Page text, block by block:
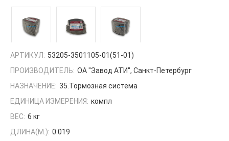
АРТИКУЛ: 53205-3501105-01(51-01)
ПРОИЗВОДИТЕЛЬ: ОА "Завод АТИ", Санкт-Петербург
НАЗНАЧЕНИЕ: 35.Тормозная система
ЕДИНИЦА ИЗМЕРЕНИЯ: компл
ВЕС: 6 кг
ДЛИНА(М.): 0.019